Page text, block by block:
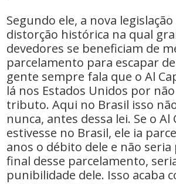
Segundo ele, a nova
distorção histórica na qual
devedores se beneficiam de
parcelamento para escapar de
gente sempre fala que o Al
lá nos Estados Unidos por
tributo. Aqui no Brasil isso
nunca, antes dessa lei. Se o Al
estivesse no Brasil, ele ia
anos o débito dele e não seria
final desse parcelamento,
punibilidade dele. Isso acaba